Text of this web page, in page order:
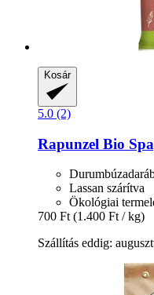
Kosár
5.0 (2)
Rapunzel Bio
Lassan szárítva
Ökológiai
700 Ft (1.400 Ft / kg)
Szállítás eddig: